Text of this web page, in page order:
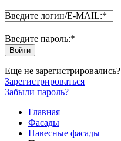
Введите логин/E-MAIL:*
Введите пароль:*
Еще не зарегистрировались?
Зарегистрироваться
Забыли пароль?
Главная
Фасады
Навесные фасады